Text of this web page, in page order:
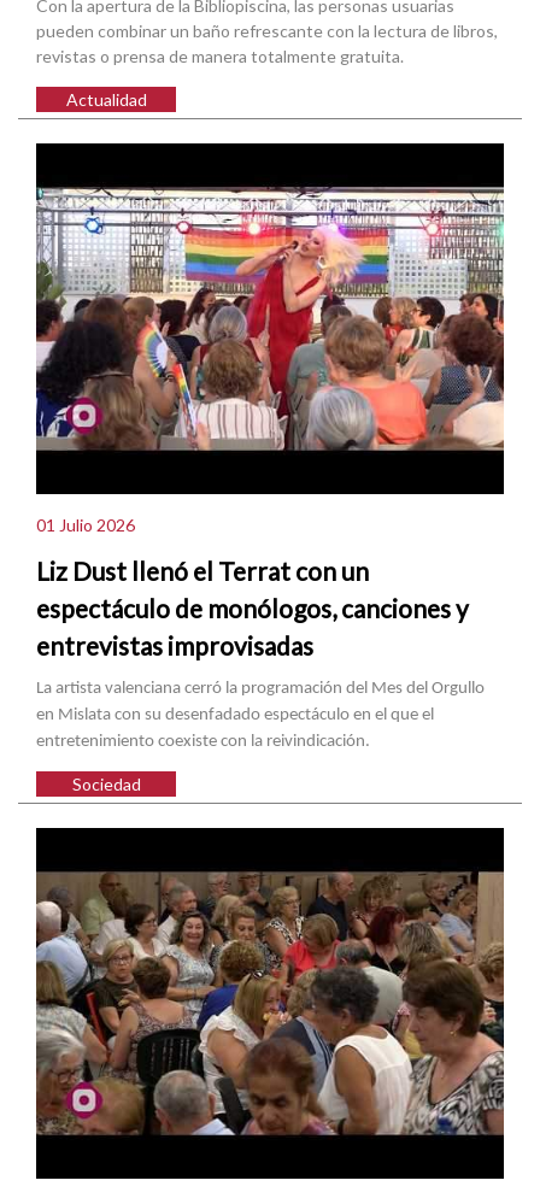
Con la apertura de la Bibliopiscina, las personas usuarias
pueden combinar un baño refrescante con la lectura de libros,
revistas o prensa de manera totalmente gratuita.
Actualidad
01 Julio 2026
Liz Dust llenó el Terrat con un
espectáculo de monólogos, canciones y
entrevistas improvisadas
La artista valenciana cerró la programación del Mes del Orgullo
en Mislata con su desenfadado espectáculo en el que el
entretenimiento coexiste con la reivindicación.
Sociedad